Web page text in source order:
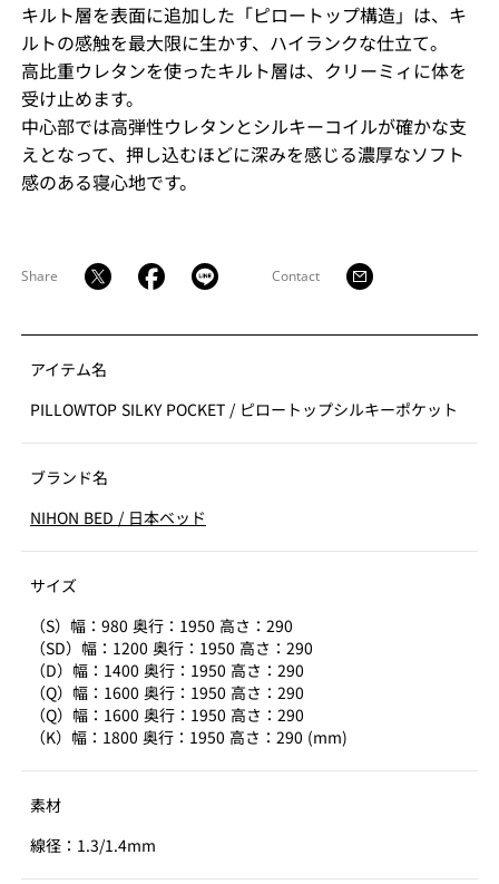
キルト層を表面に追加した「ピロートップ構造」は、キ
ルトの感触を最大限に生かす、ハイランクな仕立て。
高比重ウレタンを使ったキルト層は、クリーミィに体を
受け止めます。
中心部では高弾性ウレタンとシルキーコイルが確かな支
えとなって、押し込むほどに深みを感じる濃厚なソフト
感のある寝心地です。
Share Contact
アイテム名
PILLOWTOP SILKY POCKET / ピロートップシルキーポケット
ブランド名
NIHON BED / 日本ベッド
サイズ
（S）幅：980 奥行：1950 高さ：290
（SD）幅：1200 奥行：1950 高さ：290
（D）幅：1400 奥行：1950 高さ：290
（Q）幅：1600 奥行：1950 高さ：290
（Q）幅：1600 奥行：1950 高さ：290
（K）幅：1800 奥行：1950 高さ：290 (mm)
素材
線径：1.3/1.4mm